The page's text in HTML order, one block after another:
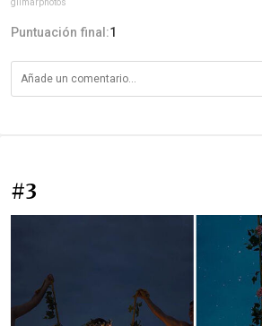
gilmarphotos
Puntuación final:1
#3